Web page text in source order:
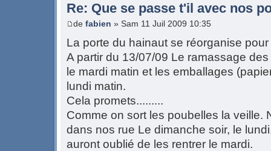
Re: Que se passe t'il avec nos
de fabien » Sam 11 Juil 2009 10:35
La porte du hainaut se réorganise
A partir du 13/07/09 Le ramassage
le mardi matin et les emballages
lundi matin.
Cela promets.........
Comme on sort les poubelles la veille.
dans nos rue Le dimanche soir, le
auront oublié de les rentrer le mardi.